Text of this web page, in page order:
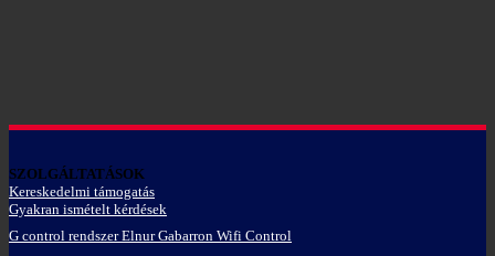
SZOLGÁLTATÁSOK
Kereskedelmi támogatás
Gyakran ismételt kérdések
G control rendszer Elnur Gabarron Wifi Control